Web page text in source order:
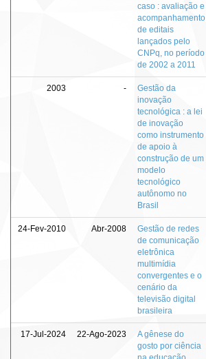
caso : avaliação e
acompanhamento
de editais
lançados pelo
CNPq, no período
de 2002 a 2011
2003 -
Gestão da
inovação
tecnológica : a lei
de inovação
como instrumento
de apoio à
construção de um
modelo
tecnológico
autônomo no
Brasil
24-Fev-2010 Abr-2008
Gestão de redes
de comunicação
eletrônica
multimídia
convergentes e o
cenário da
televisão digital
brasileira
17-Jul-2024 22-Ago-2023
A gênese do
gosto por ciência